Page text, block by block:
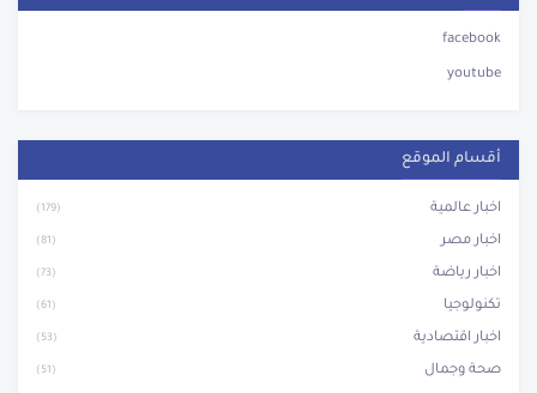
facebook
youtube
أقسام الموقع
اخبار عالمية (179)
اخبار مصر (81)
اخبار رياضة (73)
تكنولوجيا (61)
اخبار اقتصادية (53)
صحة وجمال (51)